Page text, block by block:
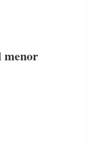
menor